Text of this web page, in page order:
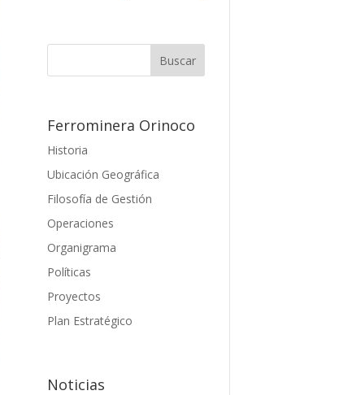
Ferrominera Orinoco
Historia
Ubicación Geográfica
Filosofía de Gestión
Operaciones
Organigrama
Políticas
Proyectos
Plan Estratégico
Noticias